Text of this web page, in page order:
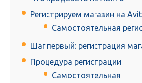
Регистрируем магазин на
Самостоятельная
Шаг первый: регистрация
Процедура регистрации
Самостоятельная